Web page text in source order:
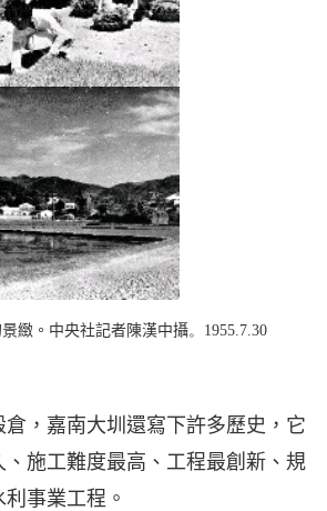
緻。中央社記者陳漢中攝。 1955.7.30
，嘉南大圳還寫下許多歷史，它
、施工難度最高、工程最創新、規
事業工程。